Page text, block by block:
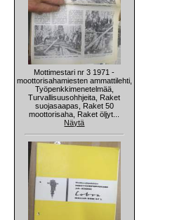
Mottimestari nr 3 1971 -
moottorisahamiesten ammattilehti,
Työpenkkimenetelmää,
Turvallisuusohhjeita, Raket
suojasaapas, Raket 50
moottorisaha, Raket öljyt...
Näytä